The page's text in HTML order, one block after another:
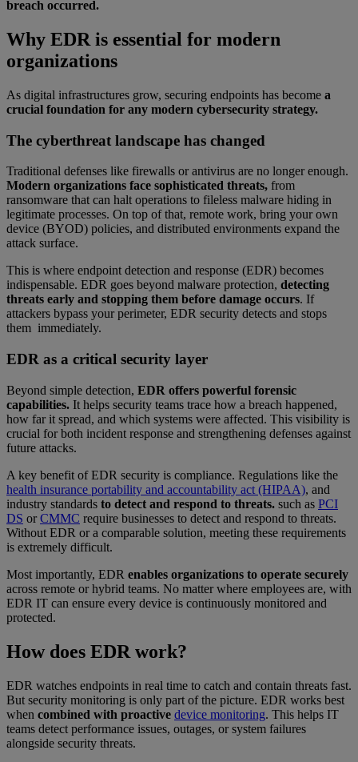
breach occurred.
Why EDR is essential for modern
organizations
As digital infrastructures grow, securing endpoints has become a
crucial foundation for any modern cybersecurity strategy.
The cyberthreat landscape has changed
Traditional defenses like firewalls or antivirus are no longer enough.
Modern organizations face sophisticated threats, from
ransomware that can halt operations to fileless malware hiding in
legitimate processes. On top of that, remote work, bring your own
device (BYOD) policies, and distributed environments expand the
attack surface.
This is where endpoint detection and response (EDR) becomes
indispensable. EDR goes beyond malware protection, detecting
threats early and stopping them before damage occurs. If
attackers bypass your perimeter, EDR security detects and stops
them immediately.
EDR as a critical security layer
Beyond simple detection, EDR offers powerful forensic
capabilities. It helps security teams trace how a breach happened,
how far it spread, and which systems were affected. This visibility is
crucial for both incident response and strengthening defenses against
future attacks.
A key benefit of EDR security is compliance. Regulations like the
health insurance portability and accountability act (HIPAA), and
industry standards to detect and respond to threats. such as PCI
DS orCMMC require businesses to detect and respond to threats.
Without EDR or a comparable solution, meeting these requirements
is extremely difficult.
Most importantly, EDR enables organizations to operate securely
across remote or hybrid teams. No matter where employees are, with
EDR IT can ensure every device is continuously monitored and
protected.
How does EDR work?
EDR watches endpoints in real time to catch and contain threats fast.
But security monitoring is only part of the picture. EDR works best
when combined with proactive device monitoring. This helps IT
teams detect performance issues, outages, or system failures
alongside security threats.